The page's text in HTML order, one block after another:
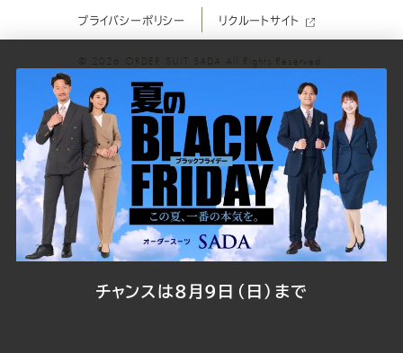
ツ
SADA
の
公
式
Youtube
ツ
SADA
の
公
式
Facebook
ツ
SADA
の
公
式
Twitter
ツ
SADA
の
公
式
ツ
SADA
の
公
式
プライバシーポリシー リクルートサイト
© 2026 ORDER SUIT SADA All Rights Reserved.
チャンスは8月9日（日）まで